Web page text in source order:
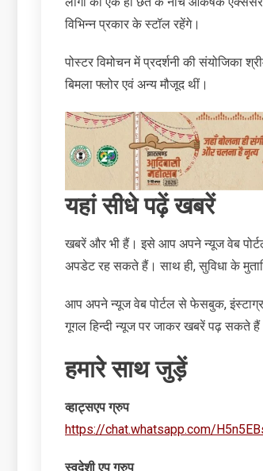
विभिन्न प्रकार के स्टॉल रहेंगे।
पोस्‍टर विमोचन में प्रदर्शनी की संयोजिका
बिमला फ्लोर एवं अन्य मौजूद थीं।
यहां सीधे पढ़ें खबरें
खबरें और भी हैं। इसे आप अपने न्‍यूज वेब
अपडेट रह सकते हैं। साथ ही, सुविधा के
आप अपने न्‍यूज वेब पोर्टल से फेसबुक,
गूगल हिन्‍दी न्‍यूज पर जाकर खबरें पढ़ सकते
हमारे साथ जुड़ें
व्‍हाट्सएप ग्रुप
https://chat.whatsapp.com/
स्‍वदेशी एप ग्रुप